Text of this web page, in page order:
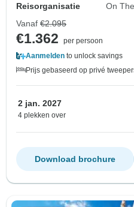
Reisorganisatie
On
Vanaf €2.095
€1.362
per persoon
Aanmelden to unlock savings
Prijs gebaseerd op privé
2 jan. 2027
4 plekken over
Download brochure